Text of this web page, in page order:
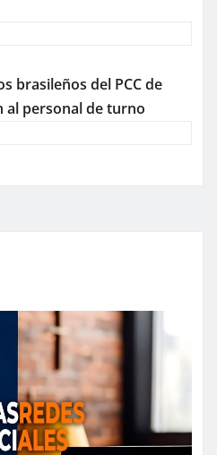
brasileños del PCC de
al personal de turno